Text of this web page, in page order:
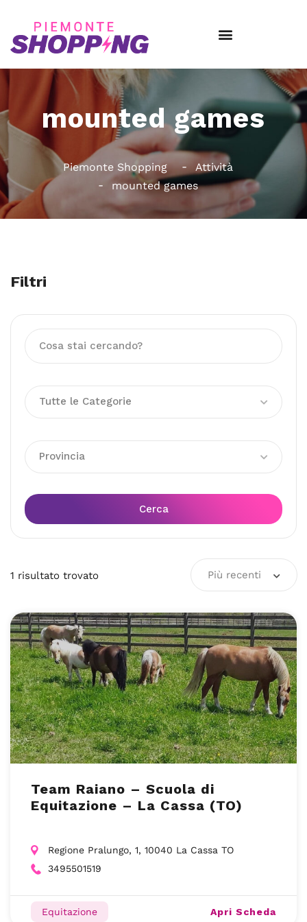
mounted games
Piemonte Shopping
Attività
mounted games
Filtri
Tutte le Categorie
Provincia
Cerca
1 risultato trovato Più recenti
Team Raiano – Scuola di
Equitazione – La Cassa (TO)
Regione Pralungo, 1, 10040 La Cassa TO
3495501519
Equitazione Apri Scheda